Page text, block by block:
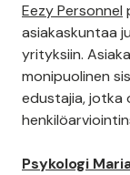
Eezy Personnel
asiakaskuntaa
yrityksiin.
monipuolinen
edustajia, jotka
Psykologi